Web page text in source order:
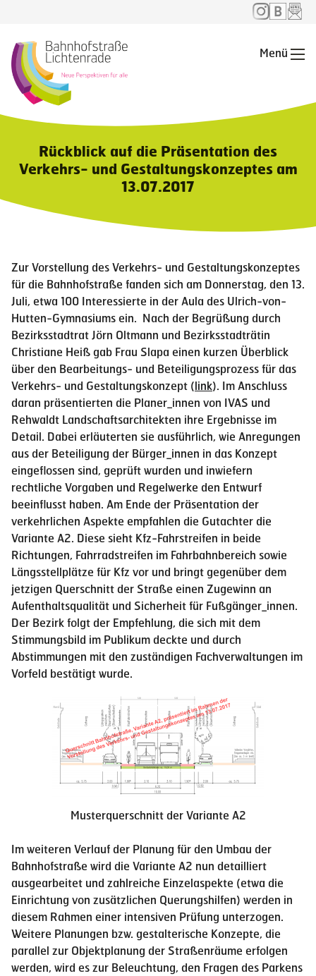
Menü
Rückblick auf die Präsentation des
Verkehrs- und Gestaltungskonzeptes am
13.07.2017
Zur Vorstellung des Verkehrs- und Gestaltungskonzeptes
für die Bahnhofstraße fanden sich am Donnerstag, den 13.
Juli, etwa 100 Interessierte in der Aula des Ulrich-von-
Hutten-Gymnasiums ein. Nach der Begrüßung durch
Bezirksstadtrat Jörn Oltmann und Bezirksstadträtin
Christiane Heiß gab Frau Slapa einen kurzen Überblick
über den Bearbeitungs- und Beteiligungsprozess für das
Verkehrs- und Gestaltungskonzept (link). Im Anschluss
daran präsentierten die Planer_innen von IVAS und
Rehwaldt Landschaftsarchitekten ihre Ergebnisse im
Detail. Dabei erläuterten sie ausführlich, wie Anregungen
aus der Beteiligung der Bürger_innen in das Konzept
eingeflossen sind, geprüft wurden und inwiefern
rechtliche Vorgaben und Regelwerke den Entwurf
beeinflusst haben. Am Ende der Präsentation der
verkehrlichen Aspekte empfahlen die Gutachter die
Variante A2. Diese sieht Kfz-Fahrstreifen in beide
Richtungen, Fahrradstreifen im Fahrbahnbereich sowie
Längsstellplätze für Kfz vor und bringt gegenüber dem
jetzigen Querschnitt der Straße einen Zugewinn an
Aufenthaltsqualität und Sicherheit für Fußgänger_innen.
Der Bezirk folgt der Empfehlung, die sich mit dem
Stimmungsbild im Publikum deckte und durch
Abstimmungen mit den zuständigen Fachverwaltungen im
Vorfeld bestätigt wurde.
Musterquerschnitt der Variante A2
Im weiteren Verlauf der Planung für den Umbau der
Bahnhofstraße wird die Variante A2 nun detailliert
ausgearbeitet und zahlreiche Einzelaspekte (etwa die
Einrichtung von zusätzlichen Querungshilfen) werden in
diesem Rahmen einer intensiven Prüfung unterzogen.
Weitere Planungen bzw. gestalterische Konzepte, die
parallel zur Objektplanung der Straßenräume erfolgen
werden, wird es zur Beleuchtung, den Fragen des Parkens